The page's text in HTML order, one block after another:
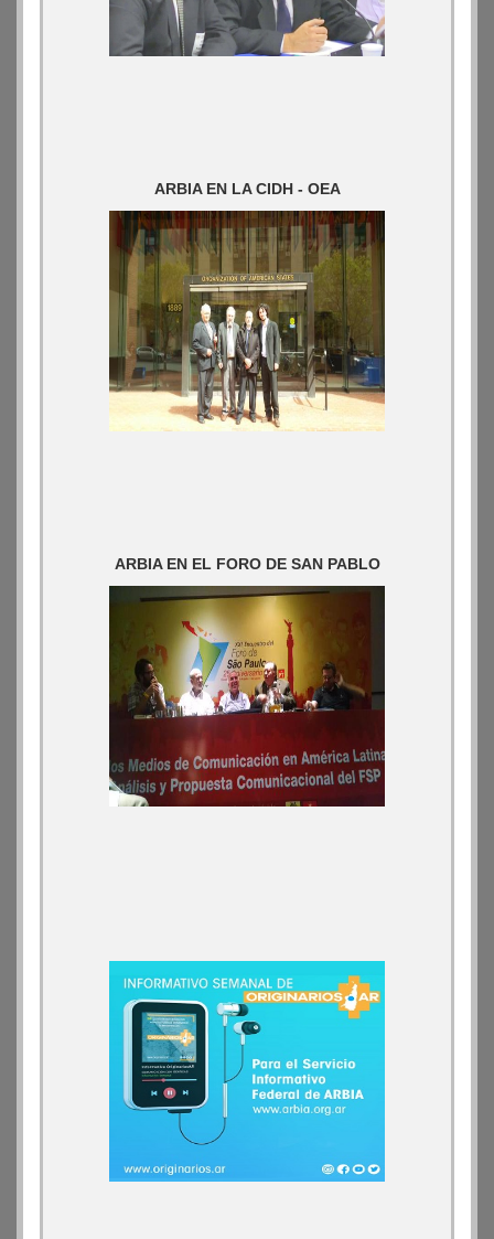
ARBIA EN LA CIDH - OEA
ARBIA EN EL FORO DE SAN PABLO